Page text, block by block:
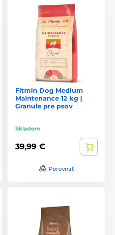
Fitmin Dog Medium
Maintenance 12 kg |
Granule pre psov
Skladom
39,99 €
Porovnať